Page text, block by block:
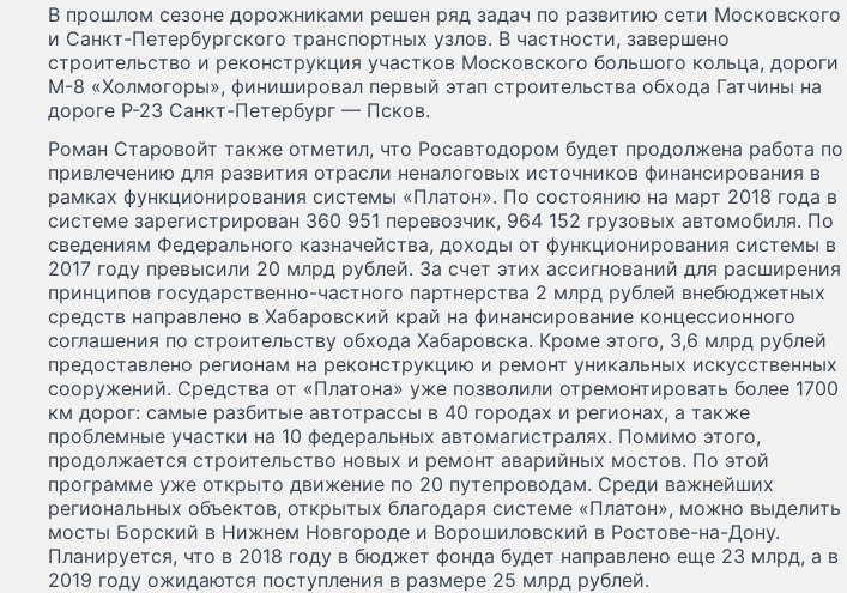
В прошлом сезоне дорожниками решен ряд задач по развитию сети Московского
и Санкт-Петербургского транспортных узлов. В частности, завершено
строительство и реконструкция участков Московского большого кольца, дороги
М-8 «Холмогоры», финишировал первый этап строительства обхода Гатчины на
дороге Р-23 Санкт-Петербург — Псков.
Роман Старовойт также отметил, что Росавтодором будет продолжена работа по
привлечению для развития отрасли неналоговых источников финансирования в
рамках функционирования системы «Платон». По состоянию на март 2018 года в
системе зарегистрирован 360 951 перевозчик, 964 152 грузовых автомобиля. По
сведениям Федерального казначейства, доходы от функционирования системы в
2017 году превысили 20 млрд рублей. За счет этих ассигнований для расширения
принципов государственно-частного партнерства 2 млрд рублей внебюджетных
средств направлено в Хабаровский край на финансирование концессионного
соглашения по строительству обхода Хабаровска. Кроме этого, 3,6 млрд рублей
предоставлено регионам на реконструкцию и ремонт уникальных искусственных
сооружений. Средства от «Платона» уже позволили отремонтировать более 1700
км дорог: самые разбитые автотрассы в 40 городах и регионах, а также
проблемные участки на 10 федеральных автомагистралях. Помимо этого,
продолжается строительство новых и ремонт аварийных мостов. По этой
программе уже открыто движение по 20 путепроводам. Среди важнейших
региональных объектов, открытых благодаря системе «Платон», можно выделить
мосты Борский в Нижнем Новгороде и Ворошиловский в Ростове-на-Дону.
Планируется, что в 2018 году в бюджет фонда будет направлено еще 23 млрд, а в
2019 году ожидаются поступления в размере 25 млрд рублей.